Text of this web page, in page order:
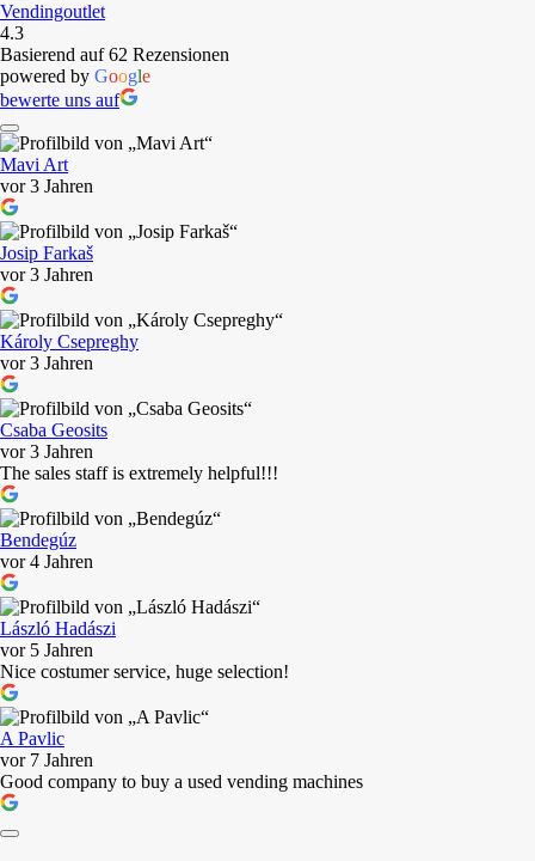
Vendingoutlet
4.3
Basierend auf 62 Rezensionen
powered by Google
bewerte uns auf
Mavi Art
vor 3 Jahren
Josip Farkaš
vor 3 Jahren
Károly Csepreghy
vor 3 Jahren
Csaba Geosits
vor 3 Jahren
The sales staff is extremely helpful!!!
Bendegúz
vor 4 Jahren
László Hadászi
vor 5 Jahren
Nice costumer service, huge selection!
A Pavlic
vor 7 Jahren
Good company to buy a used vending machines